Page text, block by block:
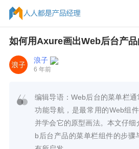
如何用Axure画出Web后台产
浪子
6 年前
编辑导语：Web后台的菜单栏
功能导航，是最常用的Web组
并学会它的原型画法。本文仔
b后台产品的菜单栏组件的步骤